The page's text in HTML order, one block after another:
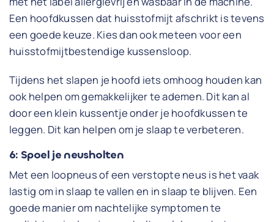
Een hoofdkussen dat huisstofmijt afschrikt is tevens
een goede keuze. Kies dan ook meteen voor een
huisstofmijtbestendige kussensloop.
Tijdens het slapen je hoofd iets omhoog houden kan
ook helpen om gemakkelijker te ademen. Dit kan al
door een klein kussentje onder je hoofdkussen te
leggen. Dit kan helpen om je slaap te verbeteren.
6: Spoel je neusholten
Met een loopneus of een verstopte neus is het vaak
lastig om in slaap te vallen en in slaap te blijven. Een
goede manier om nachtelijke symptomen te